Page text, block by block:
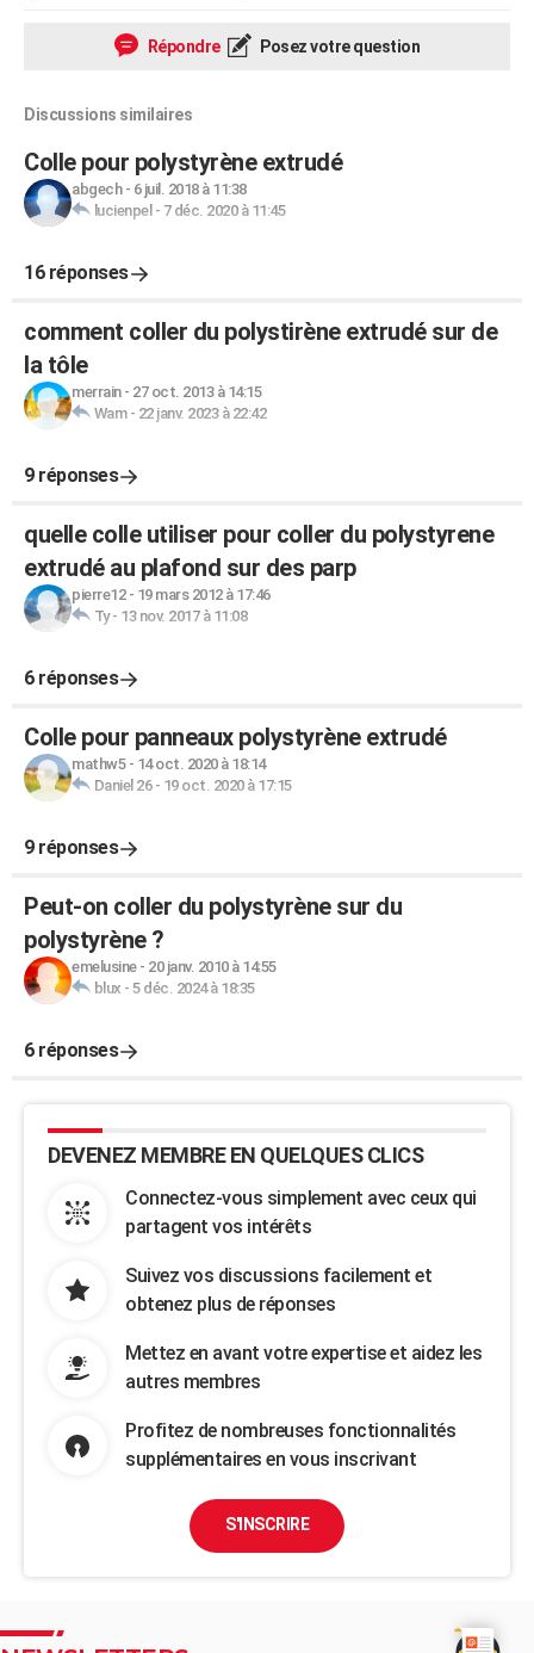
Répondre Posez votre question
Discussions similaires
Colle pour polystyrène extrudé
abgech- 6 juil. 2018 à 11:38
lucienpel - 7 déc. 2020 à 11:45
16 réponses
comment coller du polystirène extrudé sur de
la tôle
merrain- 27 oct. 2013 à 14:15
Wam- 22 janv. 2023 à 22:42
9 réponses
quelle colle utiliser pour coller du polystyrene
extrudé au plafond sur des parp
pierre12- 19 mars 2012 à 17:46
Ty- 13 nov. 2017 à 11:08
6 réponses
Colle pour panneaux polystyrène extrudé
mathw5- 14 oct. 2020 à 18:14
Daniel 26- 19 oct. 2020 à 17:15
9 réponses
Peut-on coller du polystyrène sur du
polystyrène ?
emelusine- 20 janv. 2010 à 14:55
blux - 5 déc. 2024 à 18:35
6 réponses
DEVENEZ MEMBRE EN QUELQUES CLICS
Connectez-vous simplement avec ceux qui
partagent vos intérêts
Suivez vos discussions facilement et
obtenez plus de réponses
Mettez en avant votre expertise et aidez les
autres membres
Profitez de nombreuses fonctionnalités
supplémentaires en vous inscrivant
S'INSCRIRE